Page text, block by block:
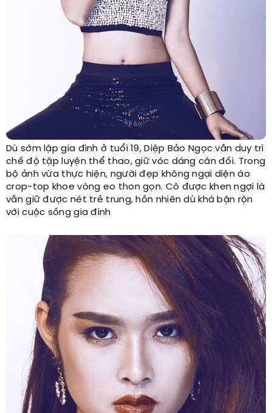
Dù sớm lập gia đình ở tuổi 19, Diệp Bảo Ngọc vẫn duy trì
chế độ tập luyện thể thao, giữ vóc dáng cân đối. Trong
bộ ảnh vừa thực hiện, người đẹp không ngại diện áo
crop-top khoe vòng eo thon gọn. Cô được khen ngợi là
vẫn giữ được nét trẻ trung, hồn nhiên dù khá bận rộn
với cuộc sống gia đình